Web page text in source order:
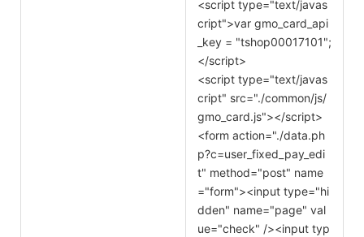
<script type="text/javas
cript">var gmo_card_api
_key = "tshop00017101";
</script>
<script type="text/javas
cript" src="./common/js/
gmo_card.js"></script>
<form action="./data.ph
p?c=user_fixed_pay_edi
t" method="post" name
="form"><input type="hi
dden" name="page" val
ue="check" /><input typ